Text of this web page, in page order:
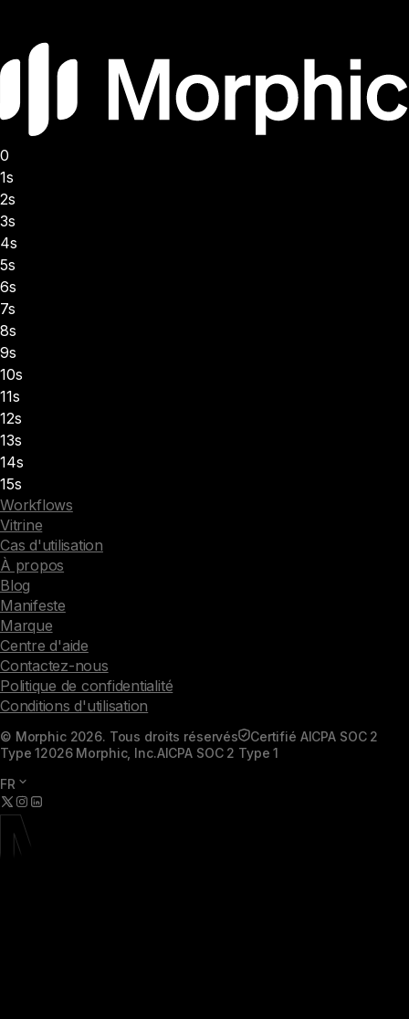
0
1s
2s
3s
4s
5s
6s
7s
8s
9s
10s
11s
12s
13s
14s
15s
Workflows
Vitrine
Cas d'utilisation
À propos
Blog
Manifeste
Marque
Centre d'aide
Contactez-nous
Politique de confidentialité
Conditions d'utilisation
© Morphic 2026. Tous droits réservés
Certifié AICPA SOC 2
Type 12026 Morphic, Inc.AICPA SOC 2 Type 1
FR